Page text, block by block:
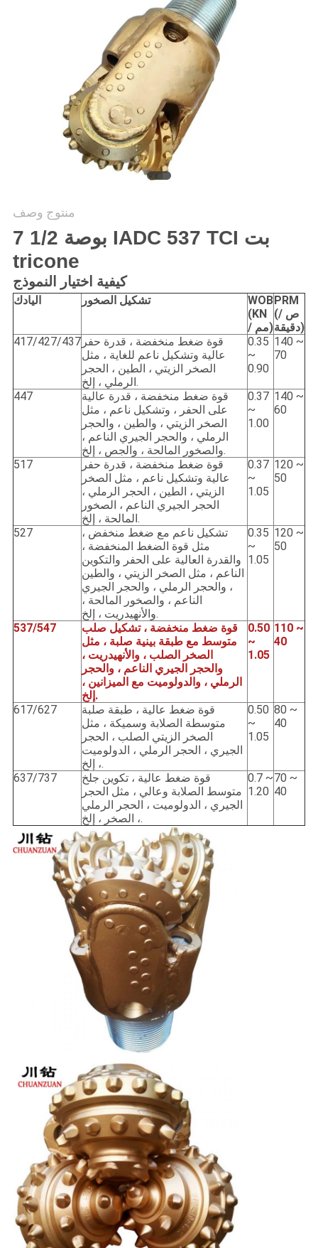
منتوج وصف
7 1/2 بوصة IADC 537 TCI بت
tricone
كيفية اختيار النموذج
اليادك تشكيل الصخور
WOB
(KN
/ مم)
PRM
(ص /
دقيقة)
417/427/437 قوة ضغط منخفضة ، قدرة حفر
عالية وتشكيل ناعم للغاية ، مثل
الصخر الزيتي ، الطين ، الحجر
الرملي ، إلخ.
0.35
~
0.90
140 ~
70
447
قوة ضغط منخفضة ، قدرة عالية
على الحفر ، وتشكيل ناعم ، مثل
الصخر الزيتي ، والطين ، والحجر
الرملي ، والحجر الجيري الناعم ،
والصخور المالحة ، والجص ، إلخ.
0.37
~
1.00
140 ~
60
517
قوة ضغط منخفضة ، قدرة حفر
عالية وتشكيل ناعم ، مثل الصخر
الزيتي ، الطين ، الحجر الرملي ،
الحجر الجيري الناعم ، الصخور
المالحة ، إلخ.
0.37
~
1.05
120 ~
50
527
تشكيل ناعم مع ضغط منخفض ،
مثل قوة الضغط المنخفضة ،
والقدرة العالية على الحفر والتكوين
الناعم ، مثل الصخر الزيتي ، والطين
، والحجر الرملي ، والحجر الجيري
الناعم ، والصخور المالحة ،
والأنهيدريت ، إلخ.
0.35
~
1.05
120 ~
50
537/547
قوة ضغط منخفضة ، تشكيل صلب
متوسط ​​مع طبقة بينية صلبة ، مثل
الصخر الصلب ، والأنهيدريت ،
والحجر الجيري الناعم ، والحجر
الرملي ، والدولوميت مع الميزانين ،
إلخ.
0.50
~
1.05
110 ~
40
617/627
قوة ضغط عالية ، طبقة صلبة
متوسطة الصلابة وسميكة ، مثل
الصخر الزيتي الصلب ، الحجر
الجيري ، الحجر الرملي ، الدولوميت
، إلخ.
0.50
~
1.05
80 ~
40
637/737
قوة ضغط عالية ، تكوين جلخ
متوسط ​​الصلابة وعالي ، مثل الحجر
الجيري ، الدولوميت ، الحجر الرملي
، الصخر ، إلخ.
0.7 ~
1.20
70 ~
40